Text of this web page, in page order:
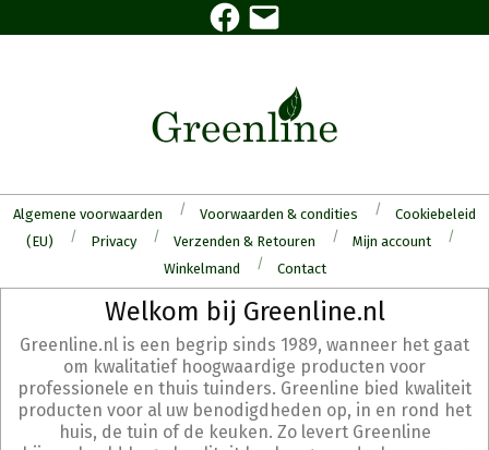
to
Facebook
E-
mail
Algemene voorwaarden Voorwaarden & condities
Cookiebeleid
(EU)
Privacy Verzenden & Retouren
Mijn account
Winkelmand
Contact
Menu
Welkom bij Greenline.nl
Greenline.nl is een begrip sinds 1989, wanneer het gaat
om kwalitatief hoogwaardige producten voor
professionele en thuis tuinders. Greenline bied kwaliteit
producten voor al uw benodigdheden op, in en rond het
huis, de tuin of de keuken. Zo levert Greenline